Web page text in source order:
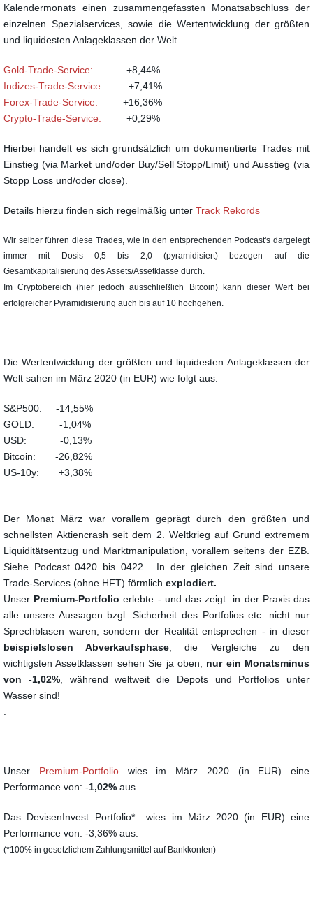
Kalendermonats einen zusammengefassten Monatsabschluss der
einzelnen Spezialservices, sowie die Wertentwicklung der größten
und liquidesten Anlageklassen der Welt.
Gold-Trade-Service: +8,44%
Indizes-Trade-Service: +7,41%
Forex-Trade-Service:
+16,36%
Crypto-Trade-Service: +0,29%
Hierbei handelt es sich grundsätzlich um dokumentierte Trades mit
Einstieg (via Market und/oder Buy/Sell Stopp/Limit) und Ausstieg (via
Stopp Loss und/oder close).
Details hierzu finden sich regelmäßig unter Track Rekords
Wir selber führen diese Trades, wie in den entsprechenden Podcast's dargelegt
immer mit Dosis 0,5 bis 2,0 (pyramidisiert) bezogen auf die
Gesamtkapitalisierung des Assets/Assetklasse durch.
Im Cryptobereich (hier jedoch ausschließlich Bitcoin) kann dieser Wert bei
erfolgreicher Pyramidisierung auch bis auf 10 hochgehen.
Die Wertentwicklung der größten und liquidesten Anlageklassen der
Welt sahen im März 2020 (in EUR) wie folgt aus:
S&P500: -14,55%
GOLD: -1,04%
USD: -0,13%
Bitcoin: -26,82%
US-10y: +3,38%
Der Monat März war vorallem geprägt durch den größten und
schnellsten Aktiencrash seit dem 2. Weltkrieg auf Grund extremem
Liquiditätsentzug und Marktmanipulation, vorallem seitens der EZB.
Siehe Podcast 0420 bis 0422. In der gleichen Zeit sind unsere
Trade-Services (ohne HFT) förmlich explodiert.
Unser Premium-Portfolio erlebte - und das zeigt in der Praxis das
alle unsere Aussagen bzgl. Sicherheit des Portfolios etc. nicht nur
Sprechblasen waren, sondern der Realität entsprechen - in dieser
beispielslosen Abverkaufsphase , die Vergleiche zu den
wichtigsten Assetklassen sehen Sie ja oben, nur ein Monatsminus
von -1,02%, während weltweit die Depots und Portfolios unter
Wasser sind!
Unser Premium-Portfoliowies im März 2020 (in EUR) eine
Performance von: -1,02% aus.
Das DevisenInvest Portfolio* wies im März 2020 (in EUR) eine
Performance von: -3,36% aus.
(*100% in gesetzlichem Zahlungsmittel auf Bankkonten)